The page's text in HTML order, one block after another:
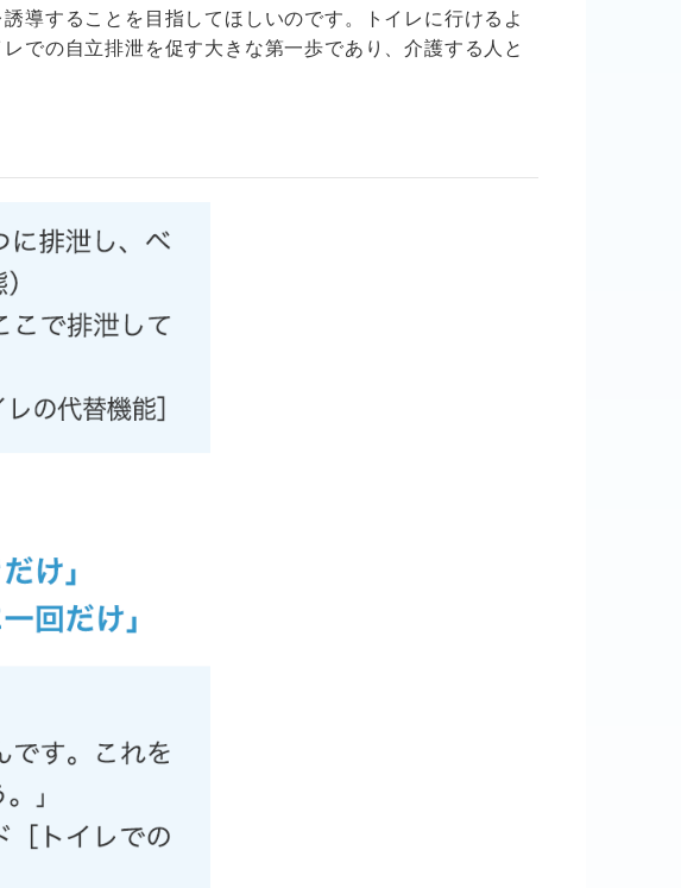
導することを目指してほしいのです。トイレに行けるよ
での自立排泄を促す大きな第一歩であり、介護する人と